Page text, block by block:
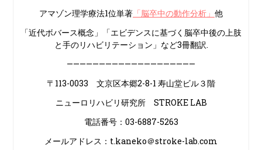
アマゾン理学療法1位単著 「脳卒中の動作分析」 他
「近代ボバース概念」「エビデンスに基づく脳卒中後の上肢
と手のリハビリテーション」など3冊翻訳.
————————————————————
〒113-0033 文京区本郷2-8-1 寿山堂ビル３階
ニューロリハビリ研究所 STROKE LAB
電話番号：03-6887-5263
メールアドレス：t.kaneko＠stroke-lab.com